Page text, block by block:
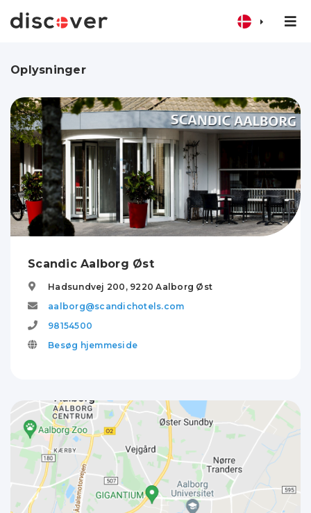
Oplysninger
Scandic Aalborg Øst
Hadsundvej 200, 9220 Aalborg Øst
aalborg@scandichotels.com
98154500
Besøg hjemmeside